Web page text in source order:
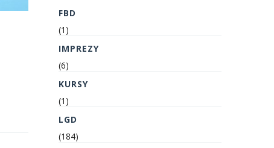
FBD
(1)
IMPREZY
(6)
KURSY
(1)
LGD
(184)